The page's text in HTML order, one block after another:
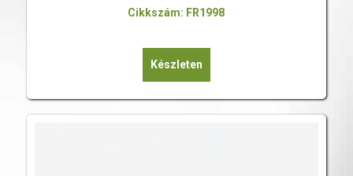
Cikkszám: FR1998
Készleten